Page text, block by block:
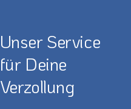
Unser Service
für Deine
Verzollung